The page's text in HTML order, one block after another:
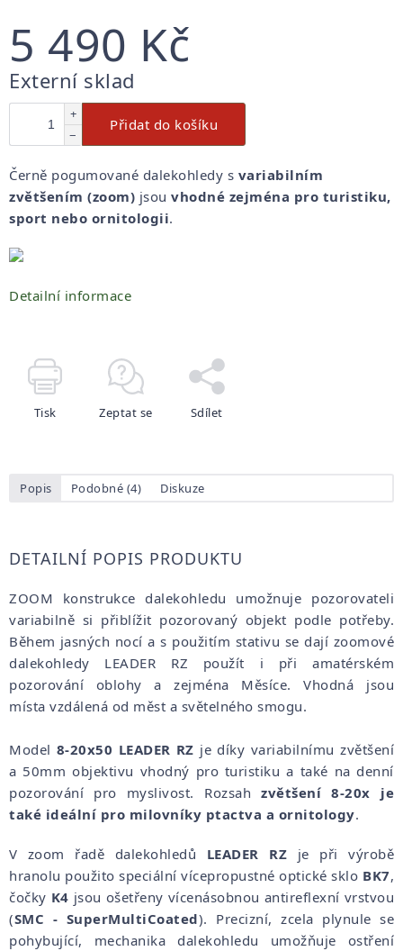
5 490 Kč
Měrná
Externí sklad
+
−
Přidat do košíku
Černě pogumované dalekohledy s variabilním
zvětšením (zoom) jsou vhodné zejména pro turistiku,
sport nebo ornitologii.
Detailní informace
Tisk Zeptat se Sdílet
Popis Podobné (4) Diskuze
DETAILNÍ POPIS PRODUKTU
ZOOM konstrukce dalekohledu umožnuje pozorovateli
variabilně si přiblížit pozorovaný objekt podle potřeby.
Během jasných nocí a s použitím stativu se dají zoomové
dalekohledy LEADER RZ použít i při amatérském
pozorování oblohy a zejména Měsíce. Vhodná jsou
místa vzdálená od měst a světelného smogu.
Model 8-20x50 LEADER RZ je díky variabilnímu zvětšení
a 50mm objektivu vhodný pro turistiku a také na denní
pozorování pro myslivost. Rozsah
zvětšení 8-20x je
také ideální pro milovníky ptactva a ornitology.
V zoom řadě dalekohledů LEADER RZ
je při výrobě
hranolu použito speciální vícepropustné optické sklo BK7,
čočky K4 jsou ošetřeny vícenásobnou antireflexní vrstvou
(SMC - SuperMultiCoated). Precizní, zcela plynule se
pohybující, mechanika dalekohledu umožňuje ostření